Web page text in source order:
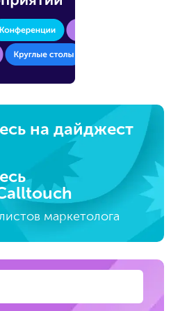
на дайджест
маркетолога